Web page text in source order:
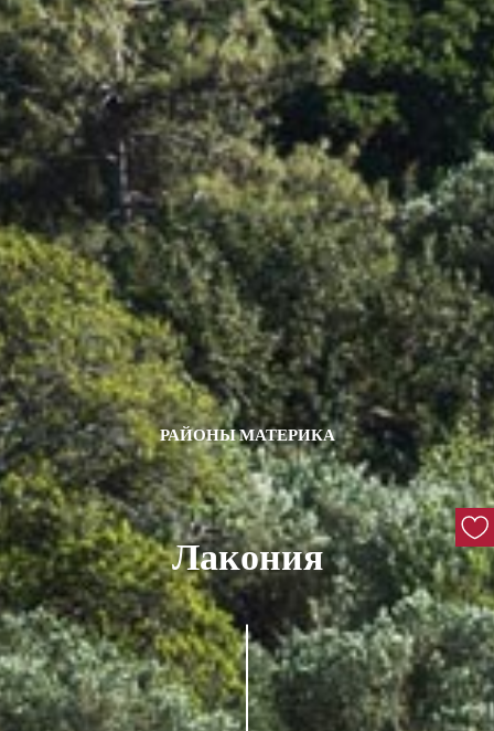
РАЙОНЫ МАТЕРИКА
Лакония